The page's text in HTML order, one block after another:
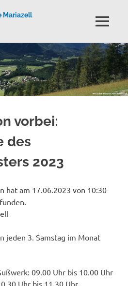
Mariazell
MENÜ
vorbei:
des
2023
hat am 17.06.2023 von 10:30
jeden 3. Samstag im Monat
09.00 Uhr bis 10.00 Uhr
Uhr bis 11.30 Uhr